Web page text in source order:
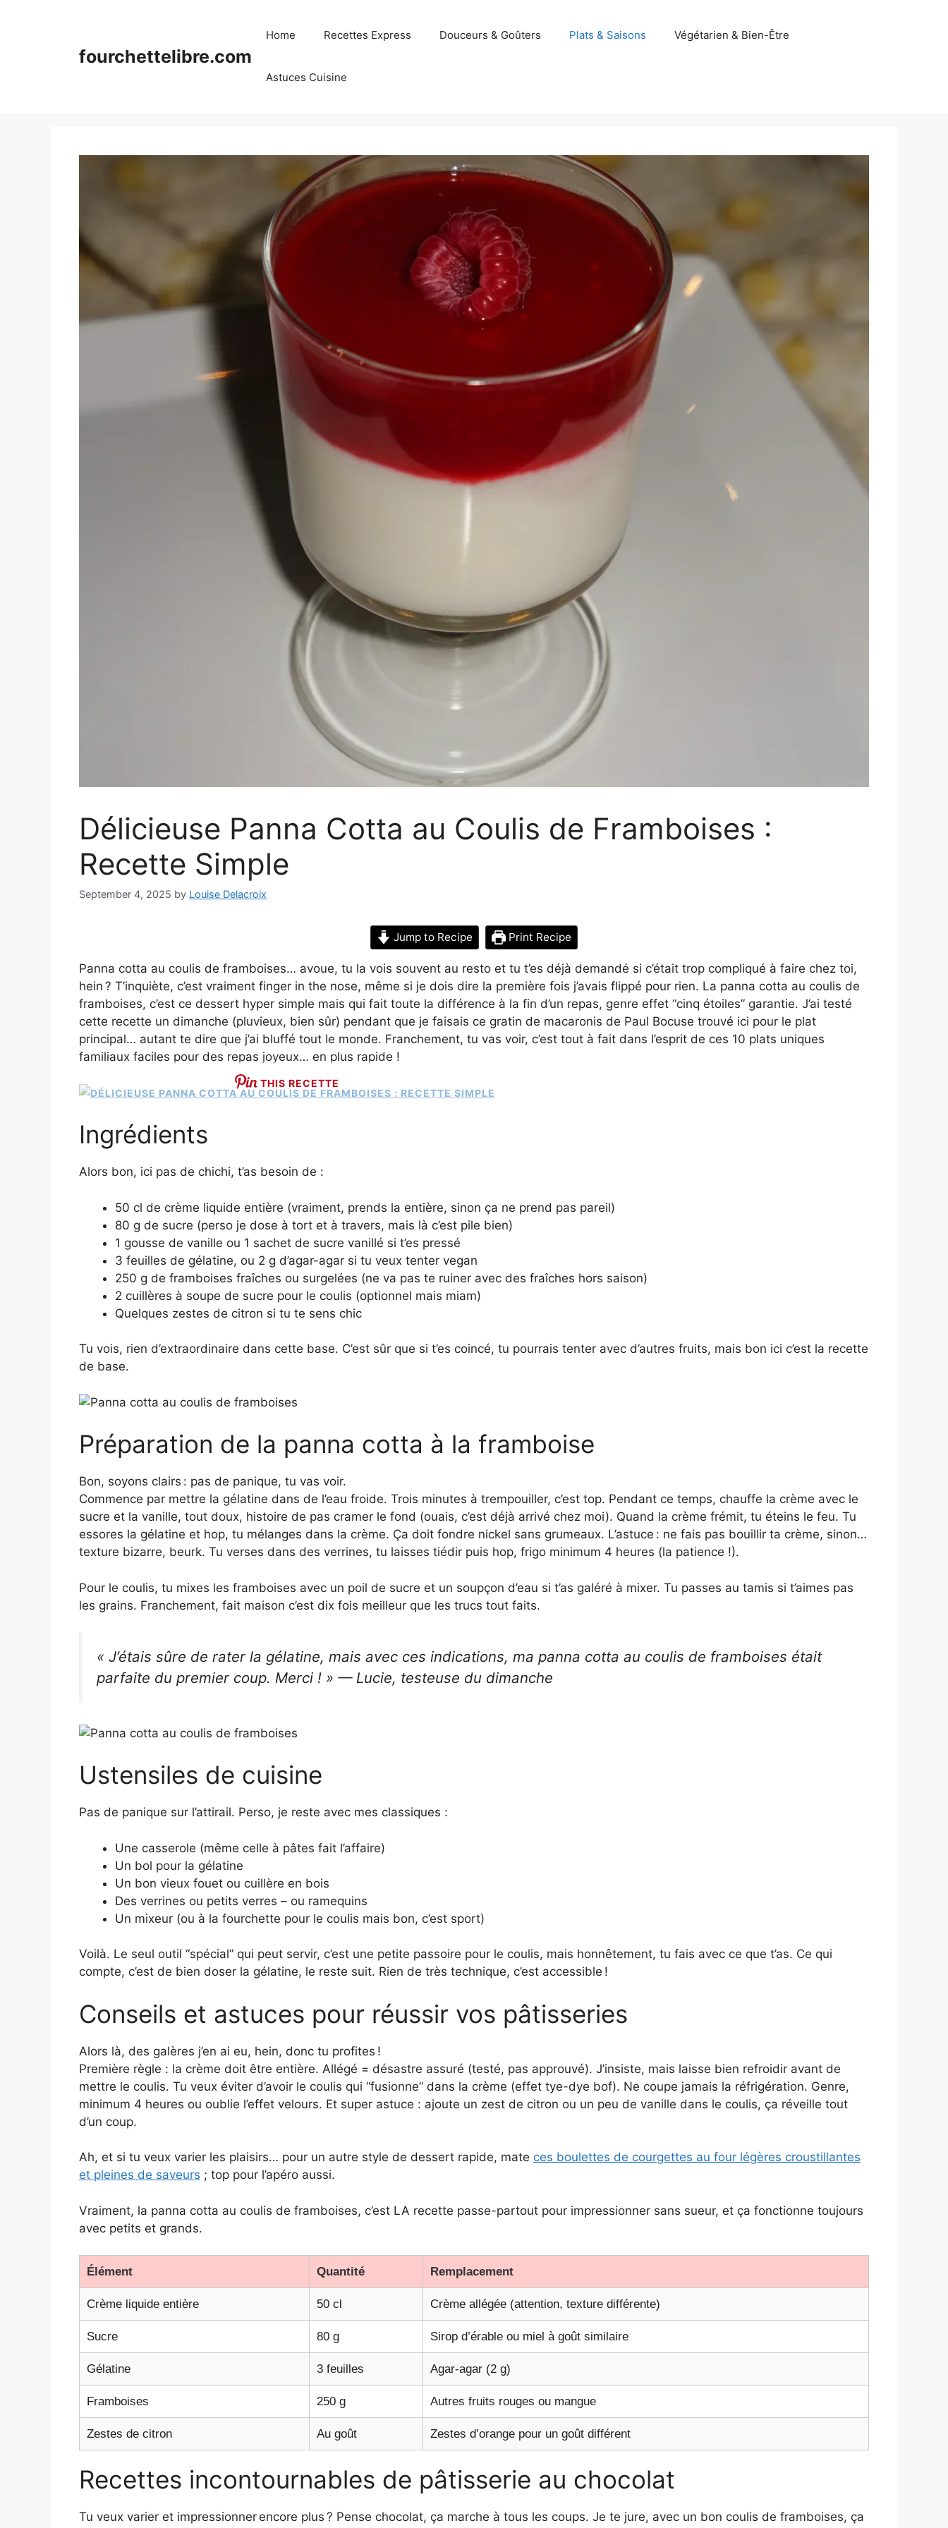
fourchettelibre.com
Home Recettes Express Douceurs & Goûters Plats & Saisons Végétarien & Bien-Être
Astuces Cuisine
Délicieuse Panna Cotta au Coulis de Framboises :
Recette Simple
September 4, 2025 by Louise Delacroix
Jump to Recipe Print Recipe
Panna cotta au coulis de framboises… avoue, tu la vois souvent au resto et tu t’es déjà demandé si c’était trop compliqué à faire chez toi,
hein ? T’inquiète, c’est vraiment finger in the nose, même si je dois dire la première fois j’avais flippé pour rien. La panna cotta au coulis de
framboises, c’est ce dessert hyper simple mais qui fait toute la différence à la fin d’un repas, genre effet “cinq étoiles” garantie. J’ai testé
cette recette un dimanche (pluvieux, bien sûr) pendant que je faisais ce gratin de macaronis de Paul Bocuse trouvé ici pour le plat
principal… autant te dire que j’ai bluffé tout le monde. Franchement, tu vas voir, c’est tout à fait dans l’esprit de ces 10 plats uniques
familiaux faciles pour des repas joyeux… en plus rapide !
THIS RECETTE
Ingrédients
Alors bon, ici pas de chichi, t’as besoin de :
50 cl de crème liquide entière (vraiment, prends la entière, sinon ça ne prend pas pareil)
80 g de sucre (perso je dose à tort et à travers, mais là c’est pile bien)
1 gousse de vanille ou 1 sachet de sucre vanillé si t’es pressé
3 feuilles de gélatine, ou 2 g d’agar-agar si tu veux tenter vegan
250 g de framboises fraîches ou surgelées (ne va pas te ruiner avec des fraîches hors saison)
2 cuillères à soupe de sucre pour le coulis (optionnel mais miam)
Quelques zestes de citron si tu te sens chic
Tu vois, rien d’extraordinaire dans cette base. C’est sûr que si t’es coincé, tu pourrais tenter avec d’autres fruits, mais bon ici c’est la recette
de base.
Préparation de la panna cotta à la framboise
Bon, soyons clairs : pas de panique, tu vas voir.
Commence par mettre la gélatine dans de l’eau froide. Trois minutes à trempouiller, c’est top. Pendant ce temps, chauffe la crème avec le
sucre et la vanille, tout doux, histoire de pas cramer le fond (ouais, c’est déjà arrivé chez moi). Quand la crème frémit, tu éteins le feu. Tu
essores la gélatine et hop, tu mélanges dans la crème. Ça doit fondre nickel sans grumeaux. L’astuce : ne fais pas bouillir ta crème, sinon…
texture bizarre, beurk. Tu verses dans des verrines, tu laisses tiédir puis hop, frigo minimum 4 heures (la patience !).
Pour le coulis, tu mixes les framboises avec un poil de sucre et un soupçon d’eau si t’as galéré à mixer. Tu passes au tamis si t’aimes pas
les grains. Franchement, fait maison c’est dix fois meilleur que les trucs tout faits.
« J’étais sûre de rater la gélatine, mais avec ces indications, ma panna cotta au coulis de framboises était
parfaite du premier coup. Merci ! » — Lucie, testeuse du dimanche
Ustensiles de cuisine
Pas de panique sur l’attirail. Perso, je reste avec mes classiques :
Une casserole (même celle à pâtes fait l’affaire)
Un bol pour la gélatine
Un bon vieux fouet ou cuillère en bois
Des verrines ou petits verres – ou ramequins
Un mixeur (ou à la fourchette pour le coulis mais bon, c’est sport)
Voilà. Le seul outil “spécial” qui peut servir, c’est une petite passoire pour le coulis, mais honnêtement, tu fais avec ce que t’as. Ce qui
compte, c’est de bien doser la gélatine, le reste suit. Rien de très technique, c’est accessible !
Conseils et astuces pour réussir vos pâtisseries
Alors là, des galères j’en ai eu, hein, donc tu profites !
Première règle : la crème doit être entière. Allégé = désastre assuré (testé, pas approuvé). J’insiste, mais laisse bien refroidir avant de
mettre le coulis. Tu veux éviter d’avoir le coulis qui “fusionne” dans la crème (effet tye-dye bof). Ne coupe jamais la réfrigération. Genre,
minimum 4 heures ou oublie l’effet velours. Et super astuce : ajoute un zest de citron ou un peu de vanille dans le coulis, ça réveille tout
d’un coup.
Ah, et si tu veux varier les plaisirs… pour un autre style de dessert rapide, mate ces boulettes de courgettes au four légères croustillantes
et pleines de saveurs ; top pour l’apéro aussi.
Vraiment, la panna cotta au coulis de framboises, c’est LA recette passe-partout pour impressionner sans sueur, et ça fonctionne toujours
avec petits et grands.
Élément Quantité Remplacement
Crème liquide entière 50 cl Crème allégée (attention, texture différente)
Sucre 80 g Sirop d’érable ou miel à goût similaire
Gélatine 3 feuilles Agar-agar (2 g)
Framboises 250 g Autres fruits rouges ou mangue
Zestes de citron Au goût Zestes d’orange pour un goût différent
Recettes incontournables de pâtisserie au chocolat
Tu veux varier et impressionner encore plus ? Pense chocolat, ça marche à tous les coups. Je te jure, avec un bon coulis de framboises, ça